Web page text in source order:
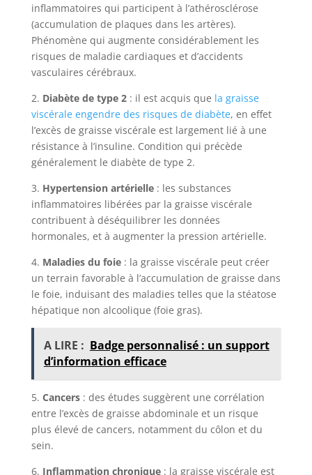
inflammatoires qui participent à l’athérosclérose
(accumulation de plaques dans les artères).
Phénomène qui augmente considérablement les
risques de maladie cardiaques et d’accidents
vasculaires cérébraux.
2. Diabète de type 2: il est acquis que la graisse
viscérale engendre des risques de diabète, en effet
l’excès de graisse viscérale est largement lié à une
résistance à l’insuline. Condition qui précède
généralement le diabète de type 2.
3. Hypertension artérielle: les substances
inflammatoires libérées par la graisse viscérale
contribuent à déséquilibrer les données
hormonales, et à augmenter la pression artérielle.
4. Maladies du foie : la graisse viscérale peut créer
un terrain favorable à l’accumulation de graisse dans
le foie, induisant des maladies telles que la stéatose
hépatique non alcoolique (foie gras).
A LIRE : Badge personnalisé : un support
d’information efficace
5. Cancers : des études suggèrent une corrélation
entre l’excès de graisse abdominale et un risque
plus élevé de cancers, notamment du côlon et du
sein.
6. Inflammation chronique: la graisse viscérale est